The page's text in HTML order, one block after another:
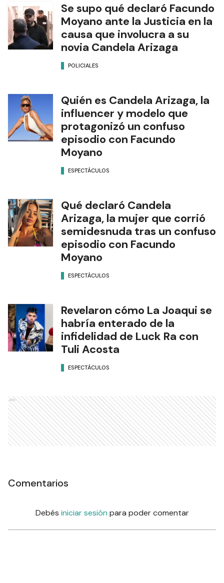
Se supo qué declaró Facundo
Moyano ante la Justicia en la
causa que involucra a su
novia Candela Arizaga
POLICIALES
Quién es Candela Arizaga, la
influencer y modelo que
protagonizó un confuso
episodio con Facundo
Moyano
ESPECTÁCULOS
Qué declaró Candela
Arizaga, la mujer que corrió
semidesnuda tras un confuso
episodio con Facundo
Moyano
ESPECTÁCULOS
Revelaron cómo La Joaqui se
habría enterado de la
infidelidad de Luck Ra con
Tuli Acosta
ESPECTÁCULOS
Ads
Comentarios
Debés iniciar sesión para poder comentar